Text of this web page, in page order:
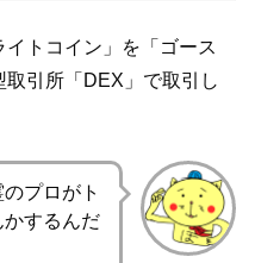
トコイン」を「ゴース
取引所「DEX」で取引し
プロがト
するんだ